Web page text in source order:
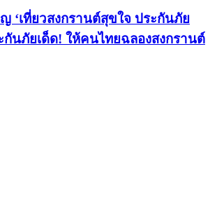
‘เที่ยวสงกรานต์สุขใจ ประกันภัย
กันภัยเด็ด! ให้คนไทยฉลองสงกรานต์